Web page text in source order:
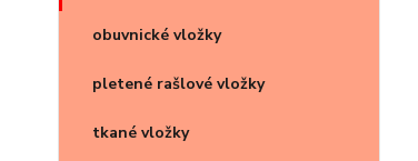
obuvnické vložky
pletené rašlové vložky
tkané vložky